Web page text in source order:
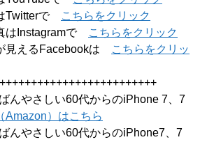
Twitterで
こちらをクリック
はInstagramで
こちらをクリック
見えるFacebookは
こちらをクリッ
んやさしい60代からのiPhone 7、7
Amazon）はこちら
んやさしい60代からのiPhone7、7